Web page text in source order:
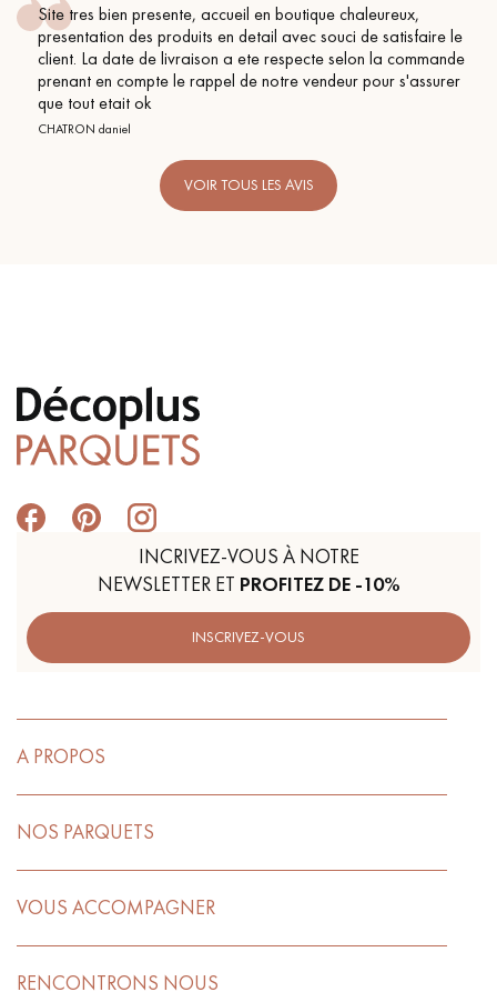
accueil en boutique chaleureux,
en detail avec souci de satisfaire le
livraison a ete respecte selon la commande
le rappel de notre vendeur pour s'assurer
Conseil parfait,
BEILE FRANCK
VOIR TOUS LES AVIS
INCRIVEZ-VOUS À NOTRE
NEWSLETTER ET PROFITEZ DE -10%
INSCRIVEZ-VOUS
A PROPOS
NOS PARQUETS
VOUS ACCOMPAGNER
RENCONTRONS NOUS